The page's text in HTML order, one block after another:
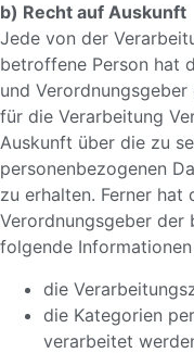
b) Recht auf Auskunft
Jede von der
betroffene Person hat
und
für die Verarbeitung
Auskunft über die zu
personenbezogenen
zu erhalten. Ferner hat
Verordnungsgeber der
folgende
die
die Kategorien
verarbeitet